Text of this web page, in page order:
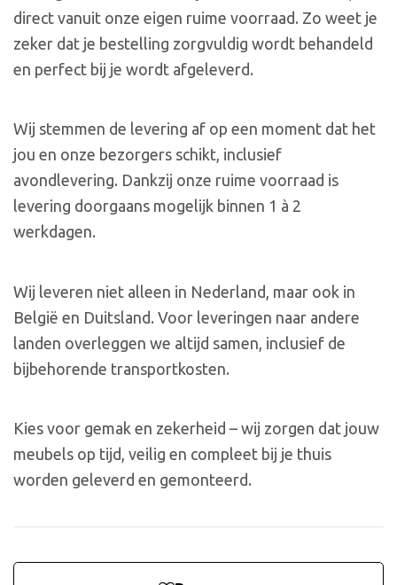
direct vanuit onze eigen ruime voorraad. Zo weet je
zeker dat je bestelling zorgvuldig wordt behandeld
en perfect bij je wordt afgeleverd.
Wij stemmen de levering af op een moment dat het
jou en onze bezorgers schikt, inclusief
avondlevering. Dankzij onze ruime voorraad is
levering doorgaans mogelijk binnen 1 à 2
werkdagen.
Wij leveren niet alleen in Nederland, maar ook in
België en Duitsland. Voor leveringen naar andere
landen overleggen we altijd samen, inclusief de
bijbehorende transportkosten.
Kies voor gemak en zekerheid – wij zorgen dat jouw
meubels op tijd, veilig en compleet bij je thuis
worden geleverd en gemonteerd.